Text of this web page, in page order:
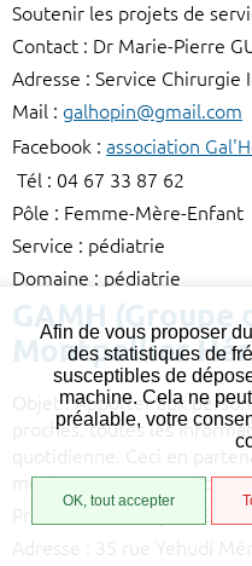
Afin de vous proposer
des statistiques de
susceptibles de
machine. Cela ne
préalable, votre
OK, tout accepter
Soutenir les projets de
Contact : Dr Marie-Pierre
Adresse : Service
Mail : galhopin@gmail.com
Facebook : association
Tél : 04 67 33 87 62
Pôle : Femme-Mère-Enfant
Service : pédiatrie
Domaine : pédiatrie
GAMH (Groupe
Montpellier
Objet : Apporter aux
proches, toutes les
quotidienne. Ceci en
médicaux et paramédicaux
Président : Thierry
Adresse : 35 rue Yehudi